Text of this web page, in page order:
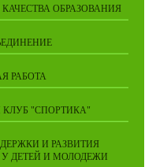
ОБРАЗОВАНИЯ
РАБОТА
"СПОРТИКА"
И РАЗВИТИЯ
ДЕТЕЙ И МОЛОДЕЖИ